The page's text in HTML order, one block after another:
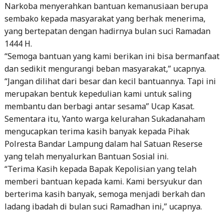
Narkoba menyerahkan bantuan kemanusiaan berupa
sembako kepada masyarakat yang berhak menerima,
yang bertepatan dengan hadirnya bulan suci Ramadan
1444 H.
“Semoga bantuan yang kami berikan ini bisa bermanfaat
dan sedikit mengurangi beban masyarakat,” ucapnya.
“Jangan dilihat dari besar dan kecil bantuannya. Tapi ini
merupakan bentuk kepedulian kami untuk saling
membantu dan berbagi antar sesama” Ucap Kasat.
Sementara itu, Yanto warga kelurahan Sukadanaham
mengucapkan terima kasih banyak kepada Pihak
Polresta Bandar Lampung dalam hal Satuan Reserse
yang telah menyalurkan Bantuan Sosial ini.
“Terima Kasih kepada Bapak Kepolisian yang telah
memberi bantuan kepada kami. Kami bersyukur dan
berterima kasih banyak, semoga menjadi berkah dan
ladang ibadah di bulan suci Ramadhan ini,” ucapnya.